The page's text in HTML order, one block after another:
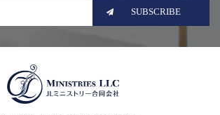
SUBSCRIBE